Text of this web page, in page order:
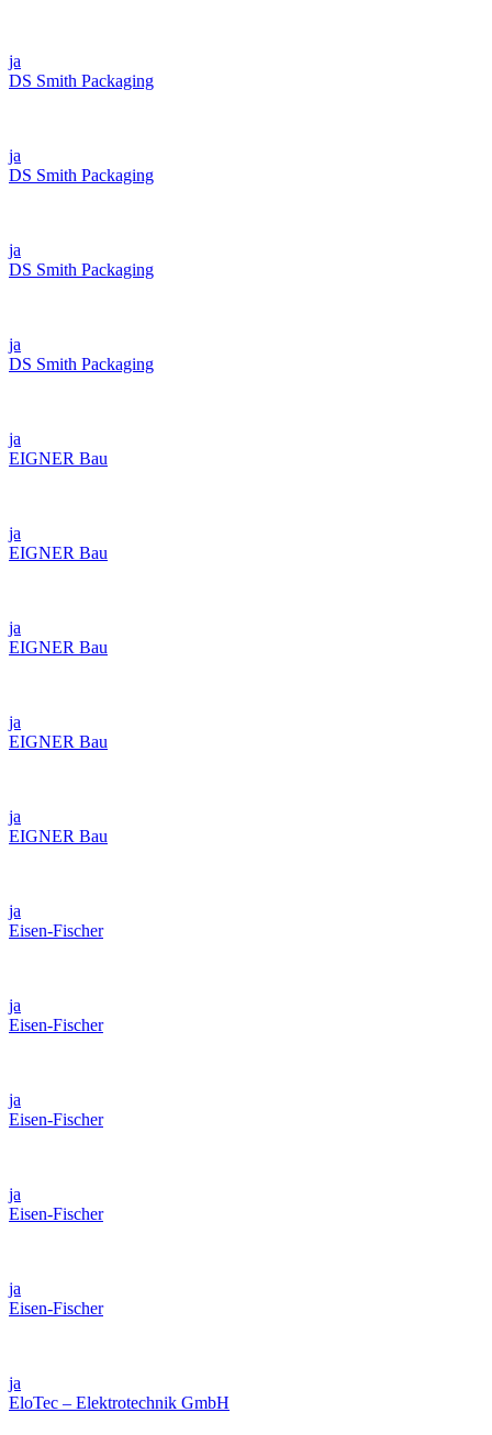
ja
DS Smith Packaging
ja
DS Smith Packaging
ja
DS Smith Packaging
ja
DS Smith Packaging
ja
EIGNER Bau
ja
EIGNER Bau
ja
EIGNER Bau
ja
EIGNER Bau
ja
EIGNER Bau
ja
Eisen-Fischer
ja
Eisen-Fischer
ja
Eisen-Fischer
ja
Eisen-Fischer
ja
Eisen-Fischer
ja
EloTec – Elektrotechnik GmbH